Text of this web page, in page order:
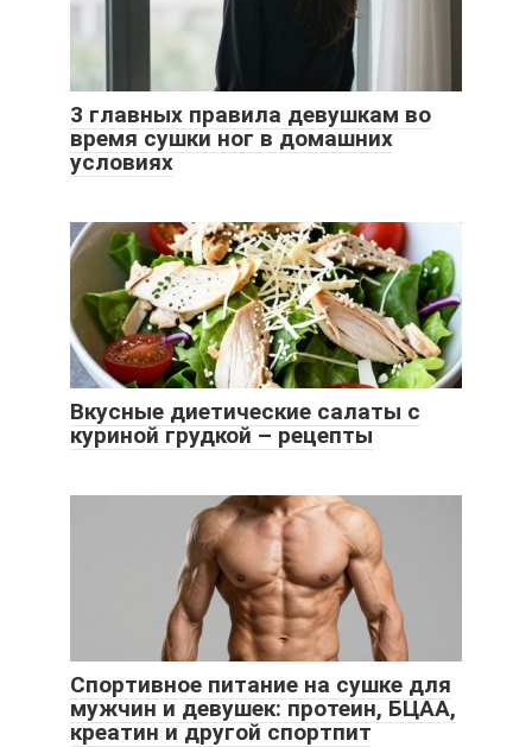
3 главных правила девушкам во
время сушки ног в домашних
условиях
Вкусные диетические салаты с
куриной грудкой – рецепты
Спортивное питание на сушке для
мужчин и девушек: протеин, БЦАА,
креатин и другой спортпит